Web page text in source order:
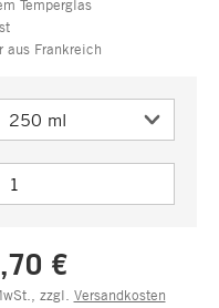
Temperglas
aus Frankreich
€
zzgl. Versandkosten